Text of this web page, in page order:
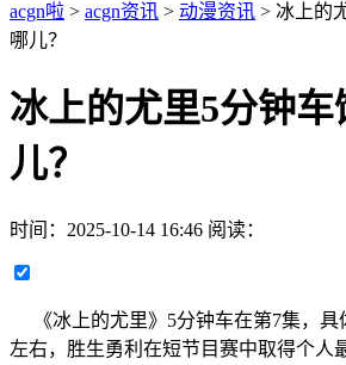
acgn啦 > acgn资讯 > 动漫资讯 > 冰上的
哪儿？
冰上的尤里5分钟
儿？
时间： 2025-10-14 16:46 阅读：
《冰上的尤里》5分钟车在第7集，具
左右‌， 胜生勇利 在短节目赛中取得个人